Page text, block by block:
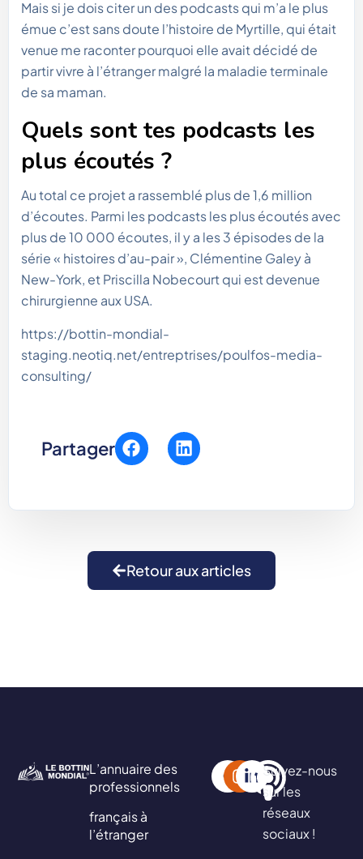
Mais si je dois citer un des podcasts qui m’a le plus
émue c’est sans doute l’histoire de Myrtille, qui était
venue me raconter pourquoi elle avait décidé de
partir vivre à l’étranger malgré la maladie terminale
de sa maman.
Quels sont tes podcasts les
plus écoutés ?
Au total ce projet a rassemblé plus de 1,6 million
d’écoutes. Parmi les podcasts les plus écoutés avec
plus de 10 000 écoutes, il y a les 3 épisodes de la
série « histoires d’au-pair », Clémentine Galey à
New-York, et Priscilla Nobecourt qui est devenue
chirurgienne aux USA.
https://bottin-mondial-
staging.neotiq.net/entreptrises/poulfos-media-
consulting/
Partager
Retour aux articles
L’annuaire des
professionnels
français à
l’étranger
Suivez-nous
sur les
réseaux
sociaux !